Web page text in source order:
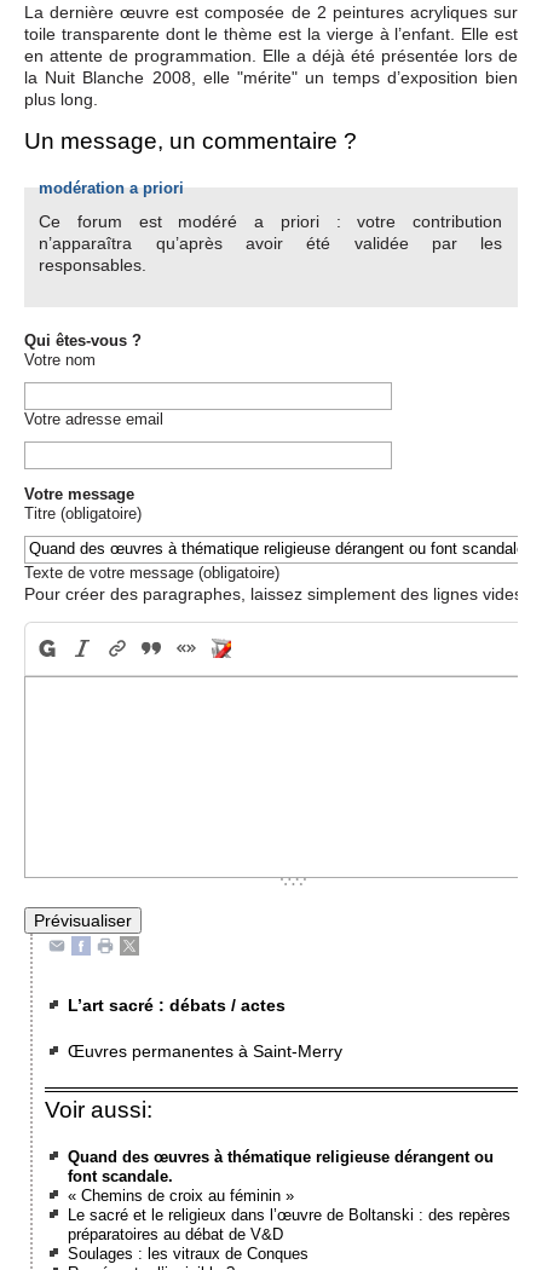
La dernière œuvre est composée de 2 peintures acryliques sur
toile transparente dont le thème est la vierge à l’enfant. Elle est
en attente de programmation. Elle a déjà été présentée lors de
la Nuit Blanche 2008, elle "mérite" un temps d’exposition bien
plus long.
Un message, un commentaire ?
modération a priori
Ce forum est modéré a priori : votre contribution
n’apparaîtra qu’après avoir été validée par les
responsables.
Qui êtes-vous ?
Votre nom
Votre adresse email
Votre message
Titre (obligatoire)
Texte de votre message (obligatoire)
Pour créer des paragraphes, laissez simplement des lignes vides.
L’art sacré : débats / actes
Œuvres permanentes à Saint-Merry
Voir aussi:
Quand des œuvres à thématique religieuse dérangent ou
font scandale.
« Chemins de croix au féminin »
Le sacré et le religieux dans l’œuvre de Boltanski : des repères
préparatoires au débat de V&D
Soulages : les vitraux de Conques